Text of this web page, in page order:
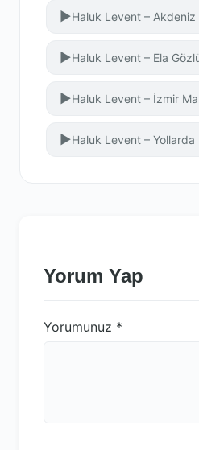
▶Haluk Levent – Akdeniz
▶Haluk Levent – Ela
▶Haluk Levent – İzmir
▶Haluk Levent – Yollarda
Yorum Yap
Yorumunuz *